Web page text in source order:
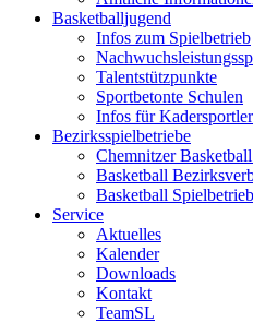
Basketballjugend
Infos zum Spielbetrieb
Talentstützpunkte
Sportbetonte Schulen
Infos für Kadersportler
Bezirksspielbetriebe
Chemnitzer
Basketball
Basketball
Service
Aktuelles
Kalender
Downloads
Kontakt
TeamSL